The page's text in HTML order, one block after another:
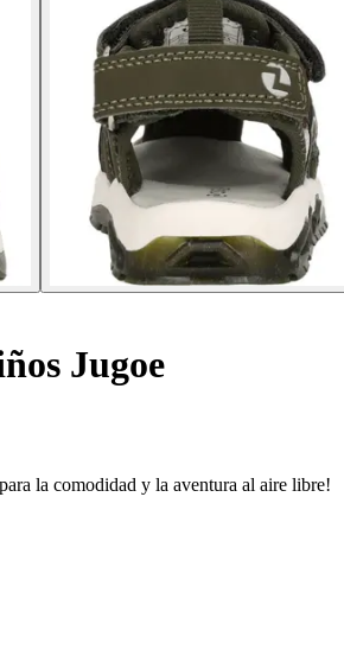
Jugoe
la comodidad y la aventura al aire libre!